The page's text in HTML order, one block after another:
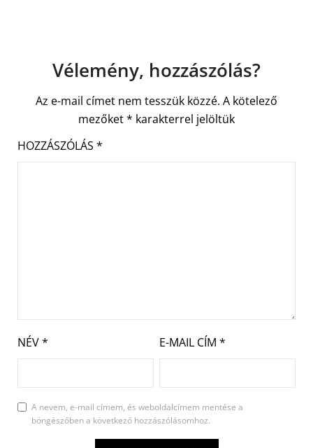
Vélemény, hozzászólás?
Az e-mail címet nem tesszük közzé. A kötelező
mezőket* karakterrel jelöltük
HOZZÁSZÓLÁS *
NÉV* E-MAIL CÍM *
A nevem, e-mail címem, és weboldalcímem mentése a
böngészőben a következő hozzászólásomhoz.